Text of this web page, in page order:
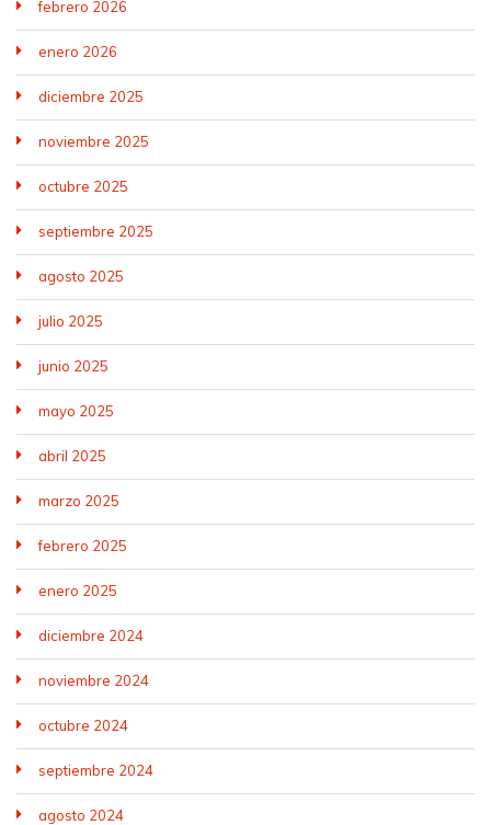
febrero 2026
enero 2026
diciembre 2025
noviembre 2025
octubre 2025
septiembre 2025
agosto 2025
julio 2025
junio 2025
mayo 2025
abril 2025
marzo 2025
febrero 2025
enero 2025
diciembre 2024
noviembre 2024
octubre 2024
septiembre 2024
agosto 2024